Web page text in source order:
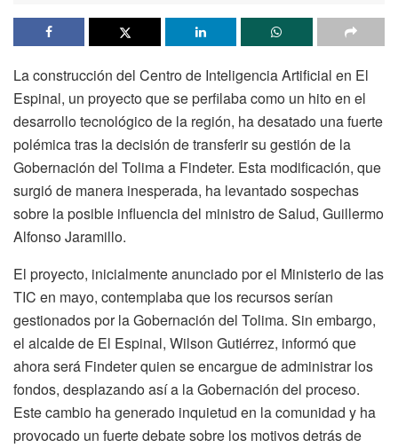
La construcción del Centro de Inteligencia Artificial en El
Espinal, un proyecto que se perfilaba como un hito en el
desarrollo tecnológico de la región, ha desatado una fuerte
polémica tras la decisión de transferir su gestión de la
Gobernación del Tolima a Findeter. Esta modificación, que
surgió de manera inesperada, ha levantado sospechas
sobre la posible influencia del ministro de Salud, Guillermo
Alfonso Jaramillo.
El proyecto, inicialmente anunciado por el Ministerio de las
TIC en mayo, contemplaba que los recursos serían
gestionados por la Gobernación del Tolima. Sin embargo,
el alcalde de El Espinal, Wilson Gutiérrez, informó que
ahora será Findeter quien se encargue de administrar los
fondos, desplazando así a la Gobernación del proceso.
Este cambio ha generado inquietud en la comunidad y ha
provocado un fuerte debate sobre los motivos detrás de